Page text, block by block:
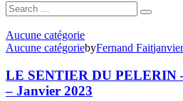
Search
for:
Search
Aucune catégorie
Aucune catégoriebyFernand Fait
LE SENTIER DU PELERIN
– Janvier 2023